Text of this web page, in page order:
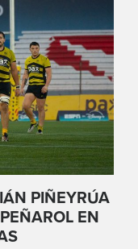
PIÑEYRÚA
EN